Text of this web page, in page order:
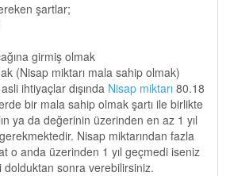
şartlar;
girmiş olmak
(Nisap miktarı mala sahip olmak)
ihtiyaçlar dışında Nisap miktarı 80.18
bir mala sahip olmak şartı ile birlikte
ya da değerinin üzerinden en az 1 yıl
Nisap miktarından fazla
o anda üzerinden 1 yıl geçmedi iseniz
dolduktan sonra verebilirsiniz.